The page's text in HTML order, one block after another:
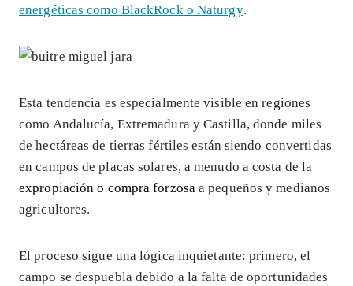
energéticas como BlackRock o Naturgy.
Esta tendencia es especialmente visible en regiones
como Andalucía, Extremadura y Castilla, donde miles
de hectáreas de tierras fértiles están siendo convertidas
en campos de placas solares, a menudo a costa de la
expropiación o compra forzosa a pequeños y medianos
agricultores.
El proceso sigue una lógica inquietante: primero, el
campo se despuebla debido a la falta de oportunidades